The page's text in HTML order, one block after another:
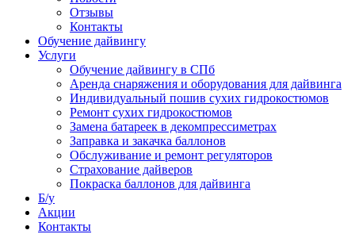
Отзывы
Контакты
Обучение дайвингу
Услуги
Обучение дайвингу в СПб
Аренда снаряжения и оборудования для дайвинга
Индивидуальный пошив сухих гидрокостюмов
Ремонт сухих гидрокостюмов
Замена батареек в декомпрессиметрах
Заправка и закачка баллонов
Обслуживание и ремонт регуляторов
Страхование дайверов
Покраска баллонов для дайвинга
Б/у
Акции
Контакты